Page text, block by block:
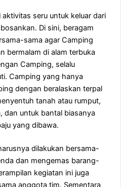
seru untuk keluar dari
Di sini, beragam
sama agar Camping
bermalam di alam terbuka
Camping, selalu
Camping yang hanya
dengan beralaskan terpal
tanah atau rumput,
dan untuk bantal biasanya
yang dibawa.
dilakukan bersama-
dan mengemas barang-
kegiatan ini juga
anggota tim. Sementara